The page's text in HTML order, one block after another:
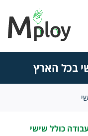
בכל הארץ
כולל שישי